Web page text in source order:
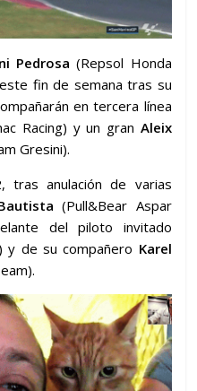
Pedrosa(Repsol Honda
fin de semana tras su
en tercera línea
Racing) y un gran Aleix
Gresini).
tras anulación de varias
(Pull&Bear Aspar
del piloto invitado
y de su compañero Karel